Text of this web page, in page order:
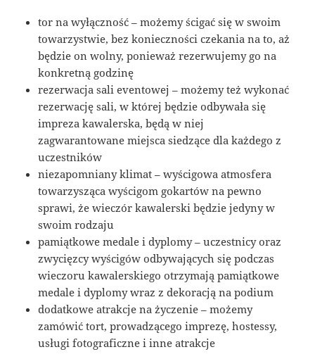
tor na wyłączność – możemy ścigać się w swoim
towarzystwie, bez konieczności czekania na to, aż
będzie on wolny, ponieważ rezerwujemy go na
konkretną godzinę
rezerwacja sali eventowej – możemy też wykonać
rezerwację sali, w której będzie odbywała się
impreza kawalerska, będą w niej
zagwarantowane miejsca siedzące dla każdego z
uczestników
niezapomniany klimat – wyścigowa atmosfera
towarzysząca wyścigom gokartów na pewno
sprawi, że wieczór kawalerski będzie jedyny w
swoim rodzaju
pamiątkowe medale i dyplomy – uczestnicy oraz
zwycięzcy wyścigów odbywających się podczas
wieczoru kawalerskiego otrzymają pamiątkowe
medale i dyplomy wraz z dekoracją na podium
dodatkowe atrakcje na życzenie – możemy
zamówić tort, prowadzącego imprezę, hostessy,
usługi fotograficzne i inne atrakcje